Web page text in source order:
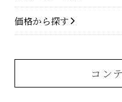
価格から探す
コン